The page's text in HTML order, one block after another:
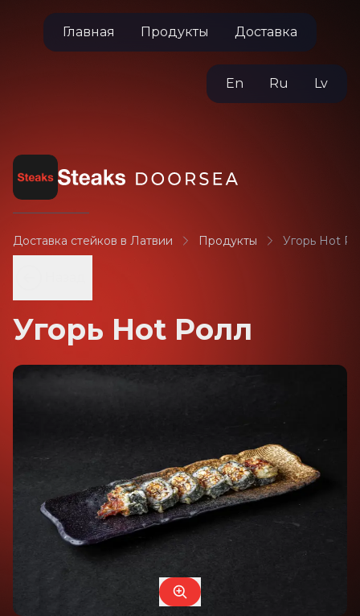
Главная Продукты Доставка
En Ru Lv
Доставка стейков в Латвии Продукты Угорь Hot
Угорь Hot Ролл